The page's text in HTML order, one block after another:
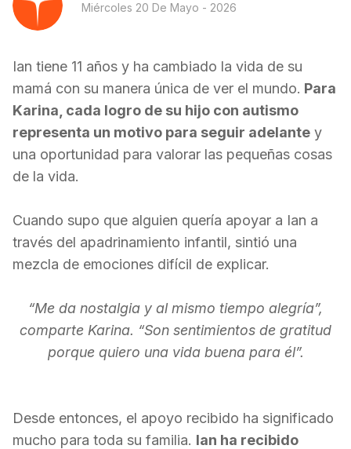
Miércoles 20 De Mayo - 2026
Ian tiene 11 años y ha cambiado la vida de su
mamá con su manera única de ver el mundo. Para
Karina, cada logro de su hijo con autismo
representa un motivo para seguir adelante y
una oportunidad para valorar las pequeñas cosas
de la vida.
Cuando supo que alguien quería apoyar a Ian a
través del apadrinamiento infantil, sintió una
mezcla de emociones difícil de explicar.
“Me da nostalgia y al mismo tiempo alegría”,
comparte Karina. “Son sentimientos de gratitud
porque quiero una vida buena para él”.
Desde entonces, el apoyo recibido ha significado
mucho para toda su familia. Ian ha recibido